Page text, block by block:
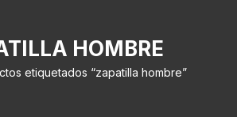
HOMBRE
etiquetados “zapatilla hombre”